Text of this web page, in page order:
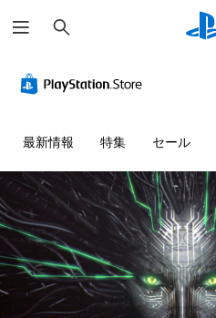
索
最新情報 特集 セール